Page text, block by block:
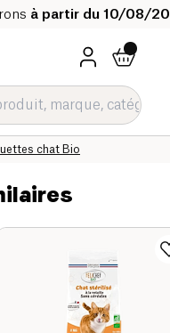
à partir du 10/08/
chat Bio